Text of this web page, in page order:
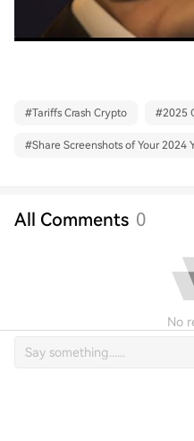
#Tariffs Crash Crypto #2025
#Share Screenshots of Your 2024
All Comments 0
No